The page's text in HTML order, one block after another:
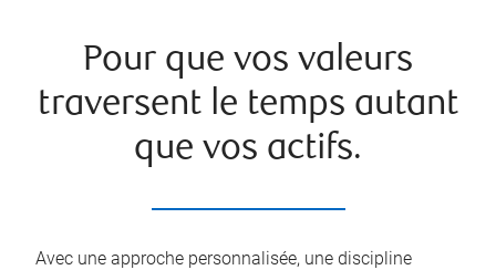
Pour que vos valeurs
traversent le temps autant
que vos actifs.
Avec une approche personnalisée, une discipline